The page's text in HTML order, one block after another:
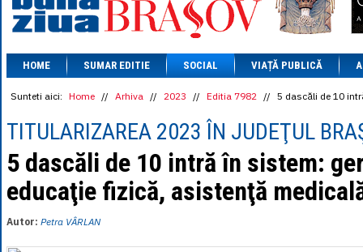
1 AED= 1.1933
1 AUD= 2.7957
1 BGN= 2.5449
1 CAD= 3.1559
1 CHF= 5.2813
1 CNY= 0.6015
1 DKK= 0.6668
1 EGP= 0.0860
1 HUF
1 INR
= 0.0513
= 3.0556
1 KRW= 0.3047
HOME SUMAR EDITIE SOCIAL VIAȚĂ PUBLICĂ
Sunteti aici: Home // Arhiva // 2023 // Editia 7982 // 5 dascăli de 10
TITULARIZAREA 2023 ÎN JUDEŢUL
5 dascăli de 10 intră în sistem:
educaţie fizică, asistenţă
Autor: Petra VÂRLAN